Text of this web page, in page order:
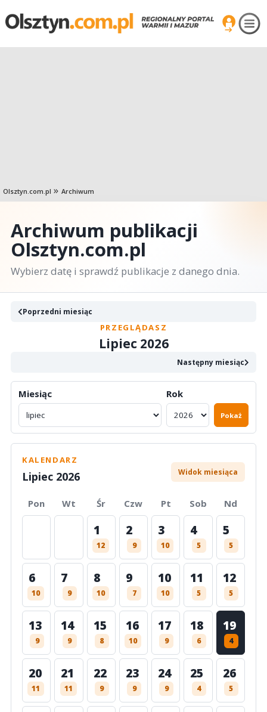
Olsztyn.com.pl Archiwum
Archiwum publikacji
Olsztyn.com.pl
Wybierz datę i sprawdź publikacje z danego dnia.
Poprzedni miesiąc
PRZEGLĄDASZ
Lipiec 2026
Następny miesiąc
Miesiąc Rok
Pokaż
KALENDARZ
Lipiec 2026 Widok miesiąca
Pon Wt Śr Czw Pt Sob Nd
1
12
2
9
3
10
4
5
5
5
6
10
7
9
8
10
9
7
10
10
11
5
12
5
13
9
14
9
15
8
16
10
17
9
18
6
19
4
20
11
21
11
22
9
23
9
24
9
25
4
26
5